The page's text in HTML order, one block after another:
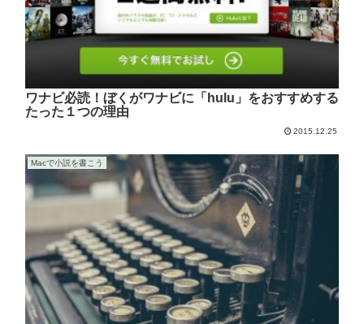
ワナビ必読！ぼくがワナビに「hulu」をおすすめする
たった１つの理由
2015.12.25
Macで小説を書こう